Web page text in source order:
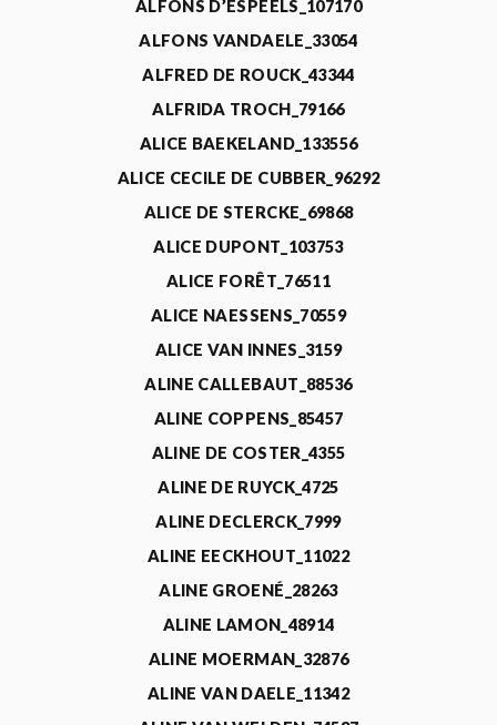
ALFONS D’ESPEELS_107170
ALFONS VANDAELE_33054
ALFRED DE ROUCK_43344
ALFRIDA TROCH_79166
ALICE BAEKELAND_133556
ALICE CECILE DE CUBBER_96292
ALICE DE STERCKE_69868
ALICE DUPONT_103753
ALICE FORÊT_76511
ALICE NAESSENS_70559
ALICE VAN INNES_3159
ALINE CALLEBAUT_88536
ALINE COPPENS_85457
ALINE DE COSTER_4355
ALINE DE RUYCK_4725
ALINE DECLERCK_7999
ALINE EECKHOUT_11022
ALINE GROENÉ_28263
ALINE LAMON_48914
ALINE MOERMAN_32876
ALINE VAN DAELE_11342